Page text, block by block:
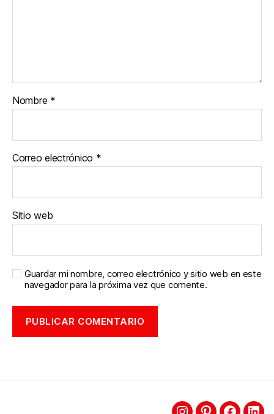
Nombre *
Correo electrónico *
Sitio web
Guardar mi nombre, correo electrónico y sitio web en este
navegador para la próxima vez que comente.